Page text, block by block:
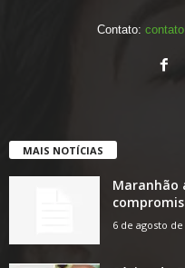
Contato:
MAIS NOTÍCIAS
Maranhão
6 de agosto de